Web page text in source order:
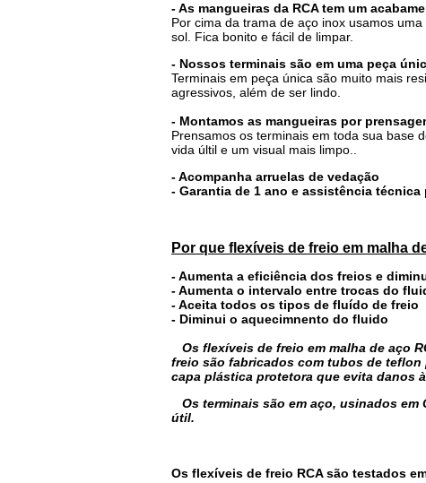
- As mangueiras da RCA tem um
Por cima da trama de aço inox usamos
sol. Fica bonito e fácil de limpar.
- Nossos terminais são em uma peça
Terminais em peça única são muito mais
agressivos, além de ser lindo.
- Montamos as mangueiras por
Prensamos os terminais em toda sua base
vida últil e um visual mais limpo..
- Acompanha arruelas de vedação
- Garantia de 1 ano e assistência técnica
Por que flexíveis de freio em malha
- Aumenta a eficiência dos freios e
- Aumenta o intervalo entre trocas do
- Aceita todos os tipos de fluído de freio
- Diminui o aquecimnento do fluido
Os flexíveis de freio em malha de aço
freio são fabricados com tubos de
capa plástica protetora que evita danos
Os terminais são em aço, usinados em
útil.
Os flexíveis de freio RCA são testados